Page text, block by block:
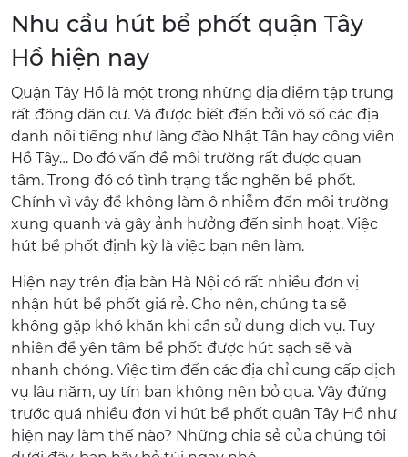
Nhu cầu hút bể phốt quận Tây
Hồ hiện nay
Quận Tây Hồ là một trong những địa điểm tập trung
rất đông dân cư. Và được biết đến bởi vô số các địa
danh nổi tiếng như làng đào Nhật Tân hay công viên
Hồ Tây… Do đó vấn đề môi trường rất được quan
tâm. Trong đó có tình trạng tắc nghẽn bể phốt.
Chính vì vậy để không làm ô nhiễm đến môi trường
xung quanh và gây ảnh hưởng đến sinh hoạt. Việc
hút bể phốt định kỳ là việc bạn nên làm.
Hiện nay trên địa bàn Hà Nội có rất nhiều đơn vị
nhận hút bể phốt giá rẻ. Cho nên, chúng ta sẽ
không gặp khó khăn khi cần sử dụng dịch vụ. Tuy
nhiên để yên tâm bể phốt được hút sạch sẽ và
nhanh chóng. Việc tìm đến các địa chỉ cung cấp dịch
vụ lâu năm, uy tín bạn không nên bỏ qua. Vậy đứng
trước quá nhiều đơn vị hút bể phốt quận Tây Hồ như
hiện nay làm thế nào? Những chia sẻ của chúng tôi